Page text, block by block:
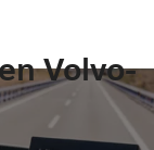
Volvo-